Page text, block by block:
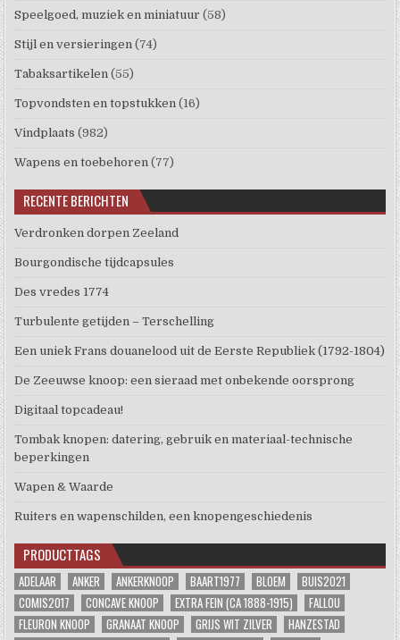
Speelgoed, muziek en miniatuur (58)
Stijl en versieringen (74)
Tabaksartikelen (55)
Topvondsten en topstukken (16)
Vindplaats (982)
Wapens en toebehoren (77)
RECENTE BERICHTEN
Verdronken dorpen Zeeland
Bourgondische tijdcapsules
Des vredes 1774
Turbulente getijden – Terschelling
Een uniek Frans douanelood uit de Eerste Republiek (1792-1804)
De Zeeuwse knoop: een sieraad met onbekende oorsprong
Digitaal topcadeau!
Tombak knopen: datering, gebruik en materiaal-technische
beperkingen
Wapen & Waarde
Ruiters en wapenschilden, een knopengeschiedenis
PRODUCTTAGS
ADELAAR ANKER ANKERKNOOP BAART1977 BLOEM
BUIS2021
COMIS2017
CONCAVE KNOOP EXTRA FEIN (CA 1888-1915)
FALLOU
FLEURON KNOOP
GRANAAT KNOOP GRIJS WIT ZILVER
HANZESTAD